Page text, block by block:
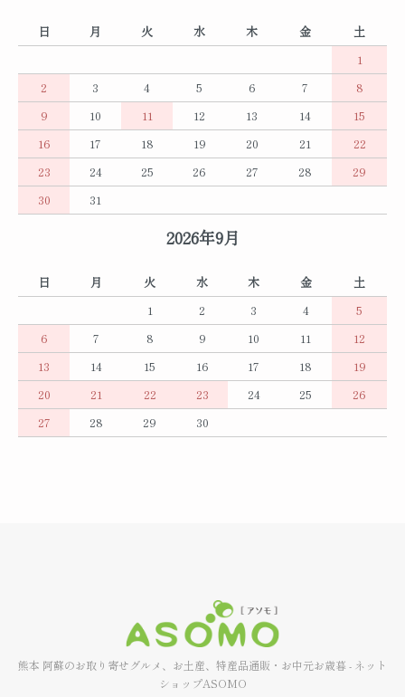
日 月 火 水 木 金
土
1
2
3 4 5 6 7
8
9
10 11 12 13 14
15
16
17 18 19 20 21
22
23
24 25 26 27 28
29
30
31
2026年9月
日 月 火 水 木 金
土
1
2 3 4
5
6
7 8 9 10 11
12
13
14 15 16 17 18
19
20
21 22 23 24 25
26
27
28 29 30
熊本 阿蘇のお取り寄せグルメ、お土産、特産品通販・お中元お歳暮 - ネット
ショップASOMO